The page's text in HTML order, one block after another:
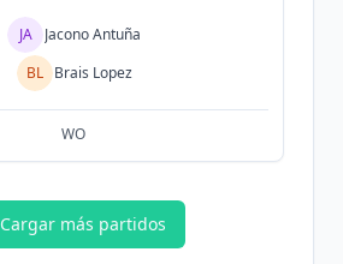
JA
Jacono Antuña
BL
Brais Lopez
WO
Cargar más partidos